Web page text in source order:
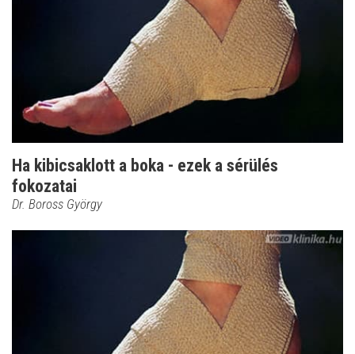
Ha kibicsaklott a boka - ezek a sérülés
fokozatai
Dr. Boross György